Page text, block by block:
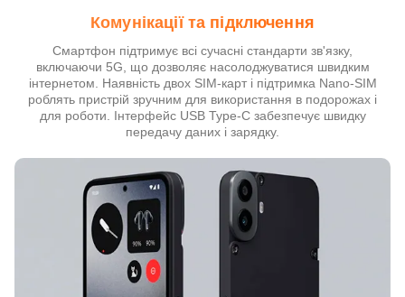
Комунікації та підключення
Смартфон підтримує всі сучасні стандарти зв'язку,
включаючи 5G, що дозволяє насолоджуватися швидким
інтернетом. Наявність двох SIM-карт і підтримка Nano-SIM
роблять пристрій зручним для використання в подорожах і
для роботи. Інтерфейс USB Type-C забезпечує швидку
передачу даних і зарядку.